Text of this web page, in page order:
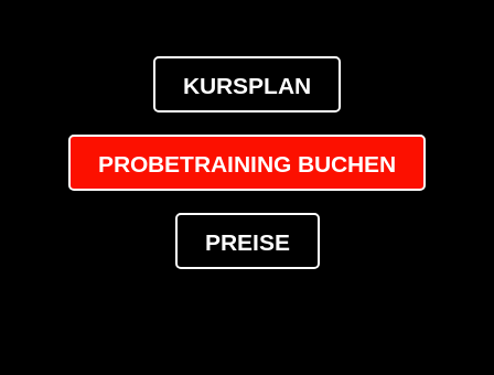
KURSPLAN
PROBETRAINING BUCHEN
PREISE